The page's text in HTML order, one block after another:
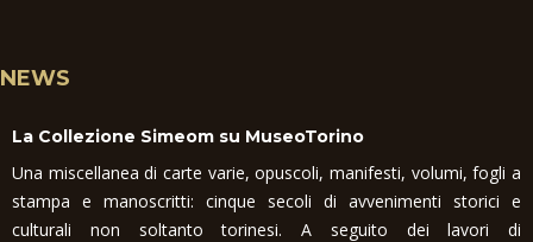
NEWS
La Collezione Simeom su MuseoTorino
Una miscellanea di carte varie, opuscoli, manifesti, volumi, fogli a
stampa e manoscritti: cinque secoli di avvenimenti storici e
culturali non soltanto torinesi. A seguito dei lavori di